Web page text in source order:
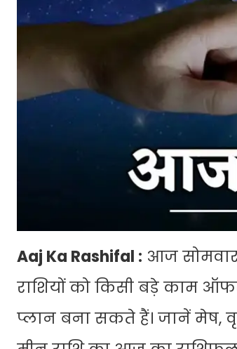
Aaj Ka Rashifal : आज
राशियों को किसी बड़े काम
प्लान बना सकते हैं। जानें मेष,